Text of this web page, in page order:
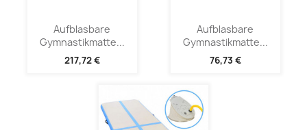
Aufblasbare
Gymnastikmatte...
217,72 €
Aufblasbare
Gymnastikmatte...
76,73 €